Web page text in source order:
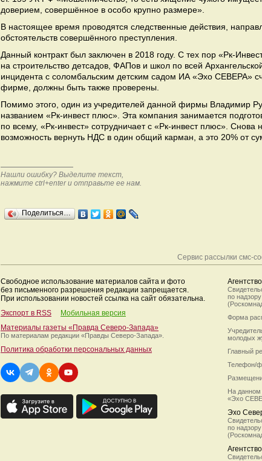
доверием, совершённое в особо крупно размере».
В настоящее время проводятся следственные действия,
обстоятельств совершённого преступления.
Данный контракт был заключен в 2018 году. С тех пор «Рк-
на строительство детсадов, ФАПов и школ по всей
инцидента с соломбальским детским садом ИА «Эхо СЕВЕРА»
фирме, должны быть также проверены.
Помимо этого, один из учредителей данной фирмы Владимир
названием «Рк-инвест плюс». Эта компания занимается
по всему, «Рк-инвест» сотрудничает с «Рк-инвест плюс».
возможность вернуть НДС в один общий карман, а это 20% от
Нашли ошибку? Выделите текст,
нажмите ctrl+enter и отправьте ее нам.
Поделиться…
Сервис рассылки смс-
Свободное использование материалов сайта и фото
без письменного разрешения редакции запрещается.
При использовании новостей ссылка на сайт обязательна.
Экспорт в RSS
Мобильная версия
Материалы газеты «Правда Северо-Запада»
По материалам редакции «Правды Северо-Запада».
Политика обработки персональных данных
по
Форма
молодых
Главный
Телефон/
На данном
«Эхо
Эхо
по